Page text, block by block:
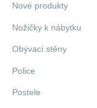
Nové produkty
Nožičky k nábytku
Obývací stěny
Police
Postele